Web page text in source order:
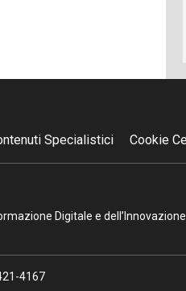
Specialistici Cookie
Digitale e
4167